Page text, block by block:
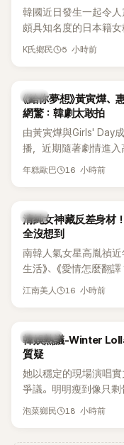
韓國近日發生一起令
頗具知名度的日本籍
終不幸身亡，消息曝
K氏鄉民 5 小時前
韓劇
《給你夢想》黃寅燁
網驚：韓劇太敢拍
由黃寅燁與Girls' Day
播，近期隨著劇情進
新播出的第8集不僅上
年糕歐巴 16 小時前
韓星
清純女神藏反差身材
全沒想到
南韓人氣女星高胤禎近
生活》、《愛情怎麼翻
作品，躍升為韓劇新一
細身材下的超狂背肌與
傻直呼：「原來她身材這
江南美人 16 小時前
熱議討論
韓娛熱議-Winter
質疑
她以穩定的現場演唱實
爭議。明明瘦到像只
和音量？
泡菜鄉民 18 小時前